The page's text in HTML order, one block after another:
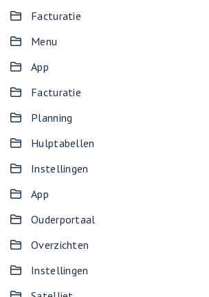
Facturatie
Menu
App
Facturatie
Planning
Hulptabellen
Instellingen
App
Ouderportaal
Overzichten
Instellingen